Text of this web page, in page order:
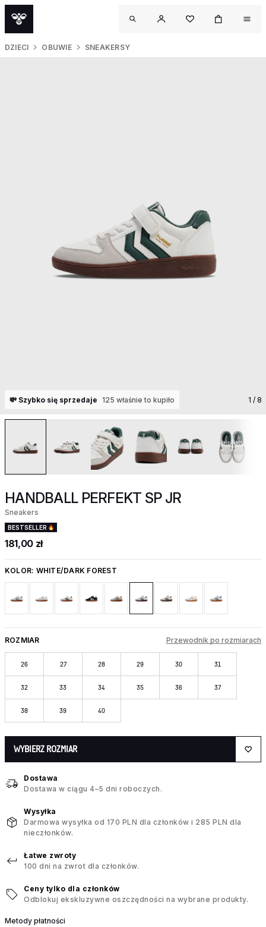
DZIECI OBUWIE SNEAKERSY
💸 Szybko się sprzedaje 125 właśnie to kupiło 1 / 8
HANDBALL PERFEKT SP JR
Sneakers
BESTSELLER
181,00 zł
KOLOR: WHITE/DARK FOREST
ROZMIAR Przewodnik po rozmiarach
26 27 28 29 30 31
32 33 34 35 36 37
38 39 40
WYBIERZ ROZMIAR
Dostawa
Dostawa w ciągu 4–5 dni roboczych.
Wysyłka
Darmowa wysyłka od 170 PLN dla członków i 285 PLN dla
nieczłonków.
Łatwe zwroty
100 dni na zwrot dla członków.
Ceny tylko dla członków
Odblokuj ekskluzywne oszczędności na wybrane produkty.
Metody płatności